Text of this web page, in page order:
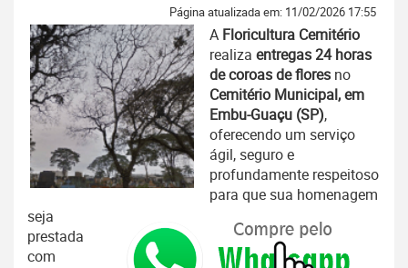
Página atualizada em: 11/02/2026 17:55
A Floricultura Cemitério
realiza entregas 24 horas
de coroas de flores no
Cemitério Municipal, em
Embu-Guaçu (SP),
oferecendo um serviço
ágil, seguro e
profundamente respeitoso
para que sua homenagem
seja
prestada
com